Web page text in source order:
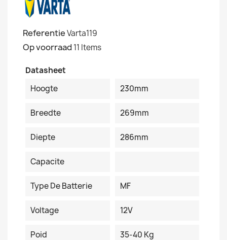
ReferentieVarta119
Op voorraad 11 Items
Datasheet
Hoogte
230mm
Breedte 269mm
Diepte 286mm
Capacite
Type De Batterie MF
Voltage 12V
Poid 35-40 Kg